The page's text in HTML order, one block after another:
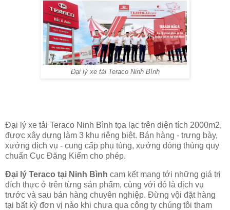
Đại lý xe tải Teraco Ninh Bình
Đại lý xe tải Teraco Ninh Bình tọa lạc trên diện tích 2000m2,
được xây dựng làm 3 khu riêng biệt. Bán hàng - trưng bày,
xưởng dịch vụ - cung cấp phụ tùng, xưởng đóng thùng quy
chuẩn Cục Đăng Kiểm cho phép.
Đại lý Teraco tại Ninh Bình cam kết mang tới những giá trị
đích thực ở trên từng sản phẩm, cùng với đó là dịch vụ
trước và sau bán hàng chuyên nghiệp. Đừng vội đặt hàng
tại bất kỳ đơn vị nào khi chưa qua công ty chúng tôi tham